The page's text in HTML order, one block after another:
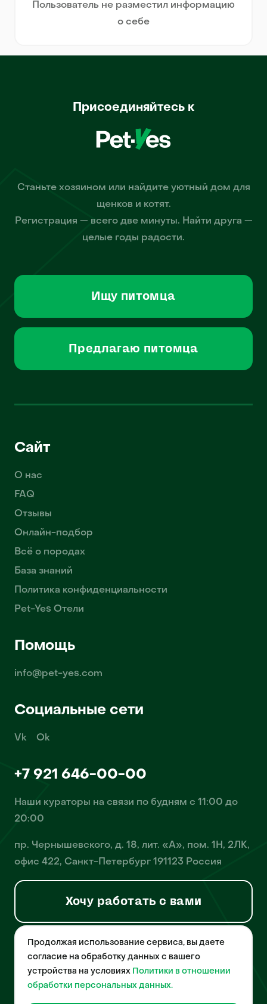
Пользователь не разместил информацию
о себе
Присоединяйтесь к
Станьте хозяином или найдите уютный дом для
щенков и котят.
Регистрация — всего две минуты. Найти друга —
целые годы радости.
Ищу питомца
Предлагаю питомца
Сайт
О нас
FAQ
Отзывы
Онлайн-подбор
Всё о породах
База знаний
Политика конфиденциальности
Pet-Yes Отели
Помощь
info@pet-yes.com
Социальные сети
Vk Ok
+7 921 646-00-00
Наши кураторы на связи по будням с 11:00 до
20:00
пр. Чернышевского, д. 18, лит. «А», пом. 1Н, 2ЛК,
офис 422, Санкт-Петербург 191123 Россия
Хочу работать с вами
© 2026 Pet-Yes. ООО «Биржа домашних животных «Пет-Ес»
осуществляет деятельность в области информационных
технологий, деятельность по разработке и эксплуатации
собственного программного обеспечения, деятельность
порталов в информационно-коммуникационной сети Интернет и
Продолжая использование сервиса, вы даете
согласие на обработку данных с вашего
устройства на условиях Политики в отношении
обработки персональных данных.